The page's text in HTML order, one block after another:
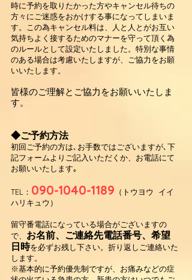
時に予約を取りたかった方やキャンセル待ちの
方々にご迷惑をおかけする事になってしまいま
す。この為キャンセル料は、人と人とがお互い
気持ちよく接するためのマナーを守って頂く為
のルールとして設定いたしました。特別な事情
のある場合は考慮いたしますが、ご協力をお願
いいたします。
皆様のご理解とご協力をお願いいたしま
す。
◆ご予約方法
初回ご予約の方は､お手数ではございますが､下
記フォームよりご記入いただくか、お電話にて
お願いいたします｡
TEL： 090-1040-1189 （トウヨウ イイ
ハリキュウ）
留守番電話になっている場合がございますの
で、 お名前、ご連絡先電話番号、希望
日時を必ずお残し下さい。折り返しご連絡いた
します。
※基本的に予約優先制ですが、お痛みなどの症